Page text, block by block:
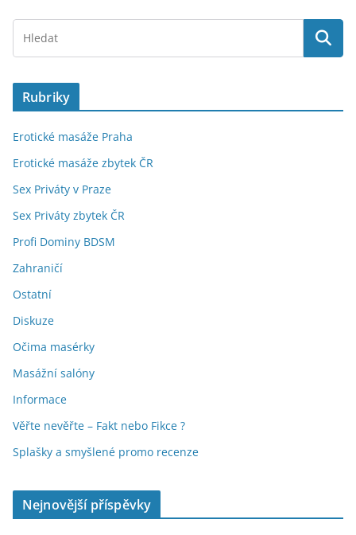
Rubriky
Erotické masáže Praha
Erotické masáže zbytek ČR
Sex Priváty v Praze
Sex Priváty zbytek ČR
Profi Dominy BDSM
Zahraničí
Ostatní
Diskuze
Očima masérky
Masážní salóny
Informace
Věřte nevěřte – Fakt nebo Fikce ?
Splašky a smyšlené promo recenze
Nejnovější příspěvky